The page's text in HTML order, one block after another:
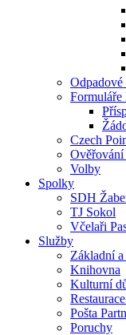
Odpadové
Formuláře
Czech
Ověřování
Volby
Spolky
SDH
TJ Sokol
Včelaři
Služby
Základní a
Knihovna
Kulturní
Pošta
Poruchy